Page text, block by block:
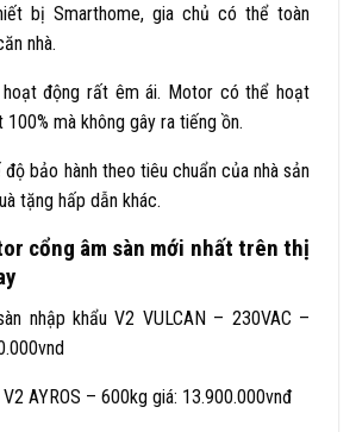
bị Smarthome, gia chủ có thể toàn
nhà.
hoạt động rất êm ái. Motor có thể hoạt
mà không gây ra tiếng ồn.
độ bảo hành theo tiêu chuẩn của nhà sản
tặng hấp dẫn khác.
cổng âm sàn mới nhất trên thị
nhập khẩu V2 VULCAN – 230VAC –
AYROS – 600kg giá: 13.900.000vnđ